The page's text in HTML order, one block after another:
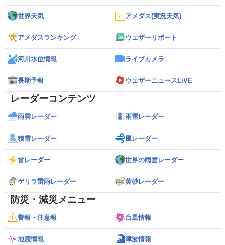
世界天気 アメダス(実況天気)
アメダスランキング ウェザーリポート
河川水位情報 ライブカメラ
長期予報 ウェザーニュースLiVE
レーダーコンテンツ
雨雲レーダー 雨雪レーダー
積雪レーダー 風レーダー
雷レーダー 世界の雨雲レーダー
ゲリラ雷雨レーダー 黄砂レーダー
防災・減災メニュー
警報・注意報 台風情報
地震情報 津波情報